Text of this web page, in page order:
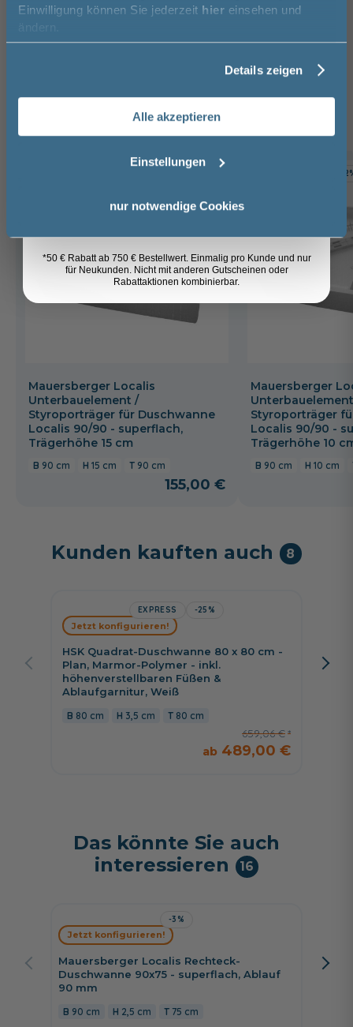
Einwilligung können Sie jederzeit hier einsehen und
ändern.
Details zeigen
Alle akzeptieren
Einstellungen
nur notwendige Cookies
Unterbauelement (2)
Duschwannenfüße (1)
Mauersberger Localis
Unterbauelement /
Styroporträger für Duschwanne
Localis 90/90 - superflach,
Trägerhöhe 15 cm
90 cm 15 cm 90 cm
155,00 €
-
Mauersberger
Styroporträger
Localis 90/90 -
Trägerhöhe 10
90 cm 10 cm
Kunden kauften auch 8
EXPRESS -25%
HSK Quadrat-Duschwanne 80 x 80 cm -
Plan, Marmor-Polymer - inkl.
höhenverstellbaren Füßen &
Ablaufgarnitur, Weiß
80 cm 3,5 cm 80 cm
659,06 €
489,00 €
Jetzt konfigurieren!
Das könnte Sie auch
interessieren
16
-3%
Mauersberger Localis Rechteck-
Duschwanne 90x75 - superflach, Ablauf
90 mm
90 cm 2,5 cm 75 cm
Jetzt konfigurieren!
90/90
Email
Anmelden
*50 € Rabatt ab 750 € Bestellwert. Einmalig pro Kunde und nur
für Neukunden. Nicht mit anderen Gutscheinen oder
Rabattaktionen kombinierbar.